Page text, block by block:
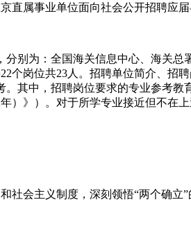
直属事业单位面向社会公开招聘应
别为：全国海关信息中心、海关
个岗位共23人。招聘单位简介、招
其中，招聘岗位要求的专业参考
）》）。对于所学专业接近但不在
社会主义制度，深刻领悟“两个确